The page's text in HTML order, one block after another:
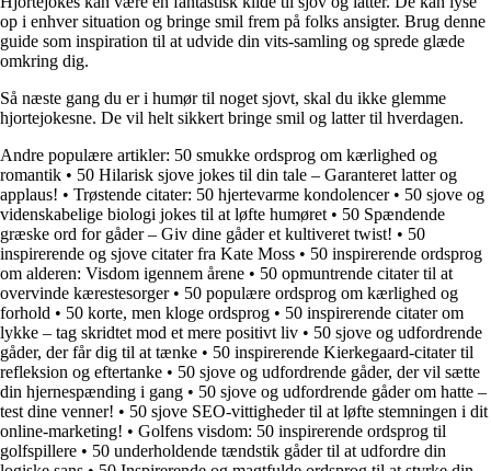
op i enhver situation og bringe smil frem på folks ansigter. Brug denne
guide som inspiration til at udvide din vits-samling og sprede glæde
omkring dig.
Så næste gang du er i humør til noget sjovt, skal du ikke glemme
hjortejokesne. De vil helt sikkert bringe smil og latter til hverdagen.
Andre populære artikler: 50 smukke ordsprog om kærlighed og
romantik • 50 Hilarisk sjove jokes til din tale – Garanteret latter og
applaus! • Trøstende citater: 50 hjertevarme kondolencer• 50 sjove og
videnskabelige biologi jokes til at løfte humøret • 50 Spændende
græske ord for gåder – Giv dine gåder et kultiveret twist! • 50
inspirerende og sjove citater fra Kate Moss • 50 inspirerende ordsprog
om alderen: Visdom igennem årene • 50 opmuntrende citater til at
overvinde kærestesorger• 50 populære ordsprog om kærlighed og
forhold • 50 korte, men kloge ordsprog • 50 inspirerende citater om
lykke – tag skridtet mod et mere positivt liv • 50 sjove og udfordrende
gåder, der får dig til at tænke • 50 inspirerende Kierkegaard-citater til
refleksion og eftertanke • 50 sjove og udfordrende gåder, der vil sætte
din hjernespænding i gang • 50 sjove og udfordrende gåder om hatte –
test dine venner! • 50 sjove SEO-vittigheder til at løfte stemningen i dit
online-marketing! • Golfens visdom: 50 inspirerende ordsprog til
golfspillere • 50 underholdende tændstik gåder til at udfordre din